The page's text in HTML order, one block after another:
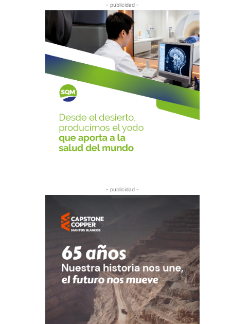
- publicidad -
- publicidad -